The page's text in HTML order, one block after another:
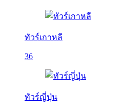
ทัวร์เกาหลี
36
ทัวร์ญี่ปุ่น